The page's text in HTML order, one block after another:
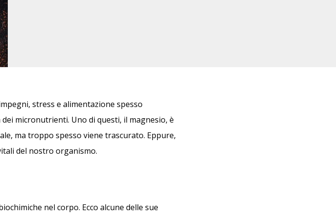
stress e alimentazione spesso
micronutrienti. Uno di questi, il magnesio, è
ma troppo spesso viene trascurato. Eppure,
del nostro organismo.
nel corpo. Ecco alcune delle sue